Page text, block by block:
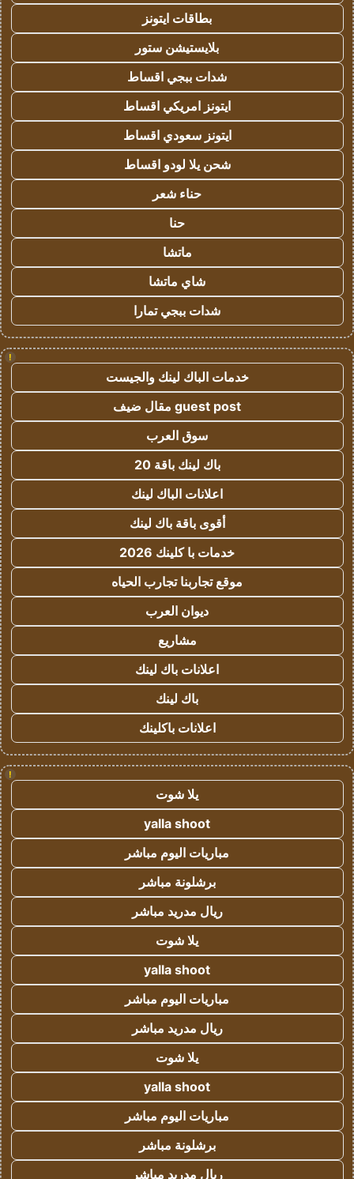
بطاقات ايتونز
بلايستيشن ستور
شدات ببجي اقساط
ايتونز امريكي اقساط
ايتونز سعودي اقساط
شحن يلا لودو اقساط
حناء شعر
حنا
ماتشا
شاي ماتشا
شدات ببجي تمارا
!
خدمات الباك لينك والجيست
guest post مقال ضيف
سوق العرب
باك لينك باقة 20
اعلانات الباك لينك
أقوى باقة باك لينك
خدمات با كلينك 2026
موقع تجاربنا تجارب الحياه
ديوان العرب
مشاريع
اعلانات باك لينك
باك لينك
اعلانات باكلينك
!
يلا شوت
yalla shoot
مباريات اليوم مباشر
برشلونة مباشر
ريال مدريد مباشر
يلا شوت
yalla shoot
مباريات اليوم مباشر
ريال مدريد مباشر
يلا شوت
yalla shoot
مباريات اليوم مباشر
برشلونة مباشر
ريال مدريد مباشر